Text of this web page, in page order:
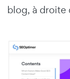
blog, à droite